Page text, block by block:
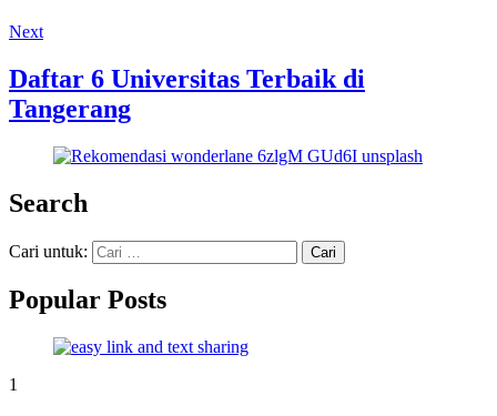
Next
Daftar 6 Universitas Terbaik di
Tangerang
Search
Cari untuk:
Popular Posts
1